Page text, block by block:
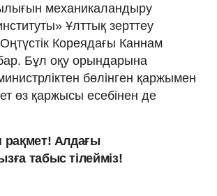
механикаландыру
Ұлттық зерттеу
Кореядағы Каннам
Бұл оқу орындарына
бөлінген қаржымен
өз қаржысы есебінен де
рақмет! Алдағы
табыс тілейміз!